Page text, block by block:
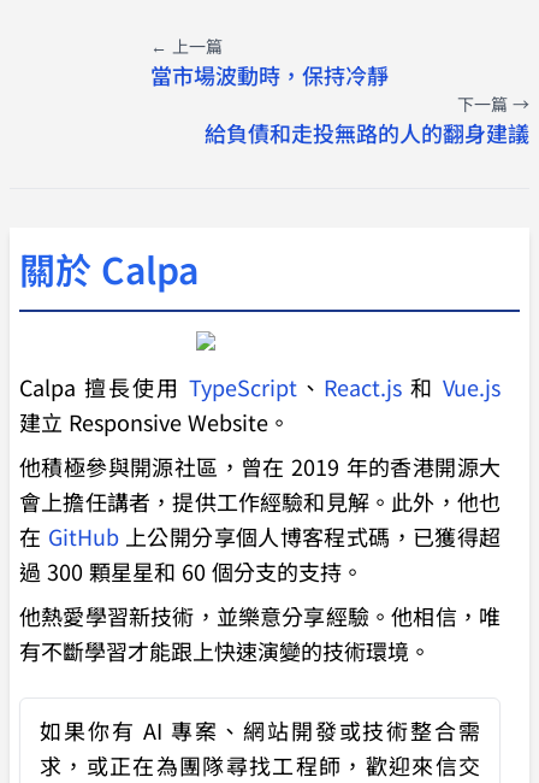
← 上一篇
當市場波動時，保持冷靜
下一篇 →
給負債和走投無路的人的翻身建議
關於 Calpa
Calpa 擅長使用 TypeScript 、 React.js 和 Vue.js
建立 Responsive Website。
他積極參與開源社區，曾在 2019 年的香港開源大
會上擔任講者，提供工作經驗和見解。此外，他也
在 GitHub上公開分享個人博客程式碼，已獲得超
過 300 顆星星和 60 個分支的支持。
他熱愛學習新技術，並樂意分享經驗。他相信，唯
有不斷學習才能跟上快速演變的技術環境。
如果你有AI 專案、網站開發或技術整合需
求 ，或正在為團隊尋找工程師，歡迎來信交